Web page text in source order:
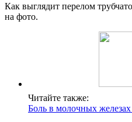
Как выглядит перелом
на фото.
Читайте также:
Боль в молочных железах